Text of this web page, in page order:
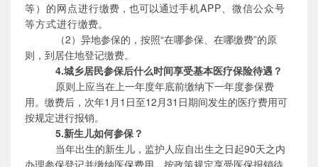
等）的网点进行缴费，也可以通过手机APP、微信公众号
等方式进行缴费。
（2）异地参保的，按照“在哪参保、在哪缴费”的原
则，到居住地登记缴费。
4.城乡居民参保后什么时间享受基本医疗保险待遇？
原则上应当在上一年度年底前缴纳下一年度参保费
用。缴费后，次年1月1日至12月31日期间发生的医疗费用可
按规定进行报销。
5.新生儿如何参保？
当年出生的新生儿，监护人应自出生之日起90天之内
办理参保登记并缴纳医保费用 ，按政策规定享受医保报销待